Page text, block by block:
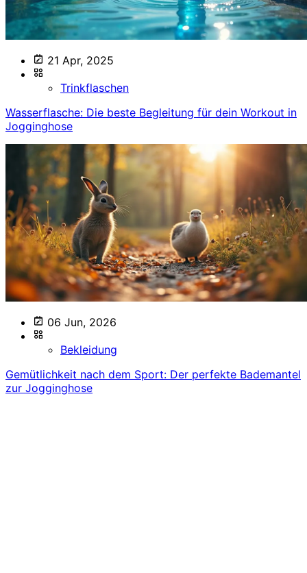
21 Apr, 2025
Trinkflaschen
Wasserflasche: Die beste Begleitung für dein Workout in
Jogginghose
06 Jun, 2026
Bekleidung
Gemütlichkeit nach dem Sport: Der perfekte Bademantel
zur Jogginghose